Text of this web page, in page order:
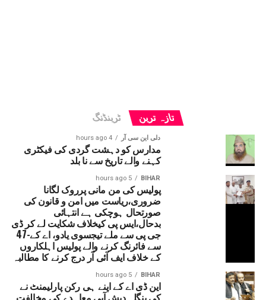
تازہ ترین ٹرینڈنگ
دلی این سی آر 4 hours ago
مدارس کو دہشت گردی کی فیکٹری
کہنے والے تاریخ سے نا بلد
BIHAR
5 hours ago
پولیس کی من مانی پرروک لگانا
ضروری،ریاست میں امن و قانون کی
صورتحال ہوچکی ہے انتہائی
بدحال،ایس پی کیخلاف شکایت لے کر ڈی
جی پی سے ملے تیجسوی یادو، اے کے-47
سے فائرنگ کرنے والے پولیس اہلکاروں
کے خلاف ایف آئی آر درج کرنے کا مطالبہ
BIHAR
5 hours ago
این ڈی اے کے اپنے ہی رکن پارلیمنٹ نے
کی بنگلہ دیش آبی معاہدے کی مخالفت